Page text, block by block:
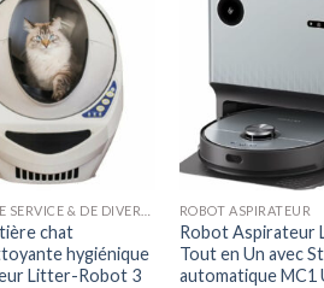
chat
hygiénique
Litter-Robot 3
ROBOT ASPIRATEUR
Robot Aspirateur
Tout en Un avec
automatique MC1